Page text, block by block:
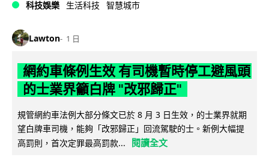
科技娛樂 生活科技 智慧城市
Lawton 1 日
網約車條例生效 有司機暫時停工避風頭
的士業界籲白牌 "改邪歸正"
規管網約車法例大部分條文已於 8 月 3 日生效，的士業界就期
望白牌車司機，能夠「改邪歸正」回流駕駛的士。新例大幅提
高罰則，首次定罪最高罰款...
閱讀全文